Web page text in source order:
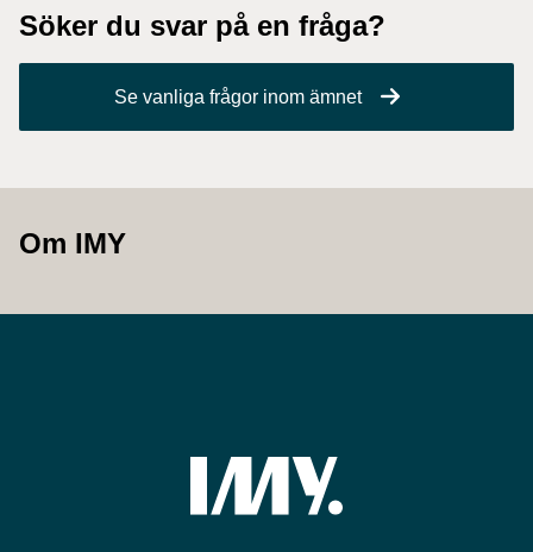
Söker du svar på en fråga?
Se vanliga frågor inom ämnet
Om IMY